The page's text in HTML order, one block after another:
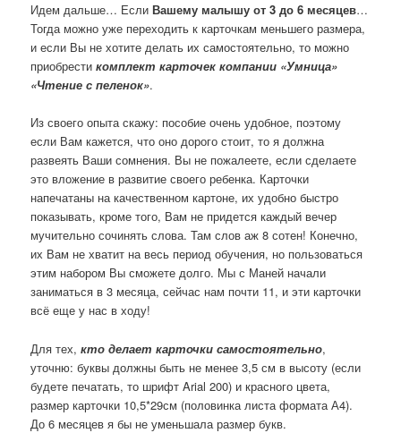
Идем дальше… ЕслиВашему малышу от 3 до 6 месяцев…
Тогда можно уже переходить к карточкам меньшего размера,
и если Вы не хотите делать их самостоятельно, то можно
приобрестикомплект карточек компании «Умница»
«Чтение с пеленок».
Из своего опыта скажу: пособие очень удобное, поэтому
если Вам кажется, что оно дорого стоит, то я должна
развеять Ваши сомнения. Вы не пожалеете, если сделаете
это вложение в развитие своего ребенка. Карточки
напечатаны на качественном картоне, их удобно быстро
показывать, кроме того, Вам не придется каждый вечер
мучительно сочинять слова. Там слов аж 8 сотен! Конечно,
их Вам не хватит на весь период обучения, но пользоваться
этим набором Вы сможете долго. Мы с Маней начали
заниматься в 3 месяца, сейчас нам почти 11, и эти карточки
всё еще у нас в ходу!
Для тех,кто делает карточки самостоятельно,
уточню: буквы должны быть не менее 3,5 см в высоту (если
будете печатать, то шрифт Arial 200) и красного цвета,
размер карточки 10,5*29см (половинка листа формата А4).
До 6 месяцев я бы не уменьшала размер букв.